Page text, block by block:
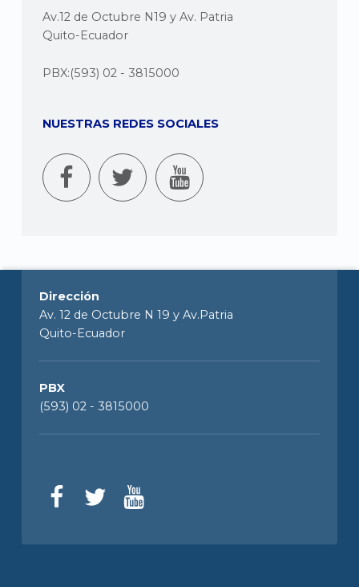
Av.12 de Octubre N19 y Av. Patria
Quito-Ecuador
PBX:(593) 02 - 3815000
NUESTRAS REDES SOCIALES
Dirección
Av. 12 de Octubre N 19 y Av.Patria
Quito-Ecuador
PBX
(593) 02 - 3815000